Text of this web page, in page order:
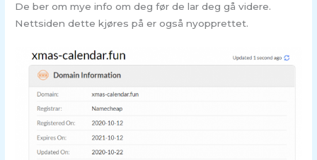
De ber om mye info om deg før de lar deg gå videre.
Nettsiden dette kjøres på er også nyopprettet.